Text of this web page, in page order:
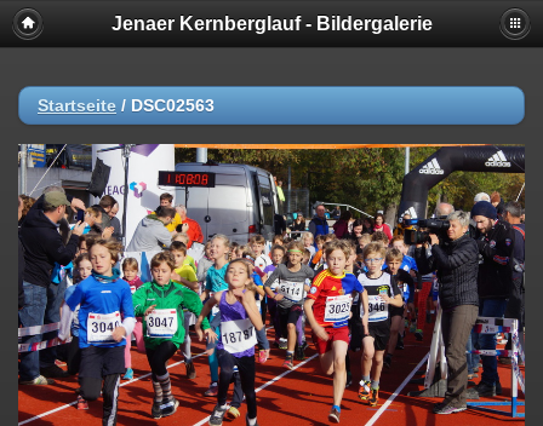
Jenaer Kernberglauf - Bildergalerie
Startseite / DSC02563